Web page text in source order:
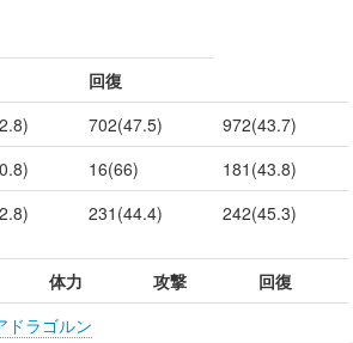
回復
702(47.5)
972(43.7)
16(66)
181(43.8)
231(44.4) 242(45.3)
体力 攻撃
回復
ドラゴルン